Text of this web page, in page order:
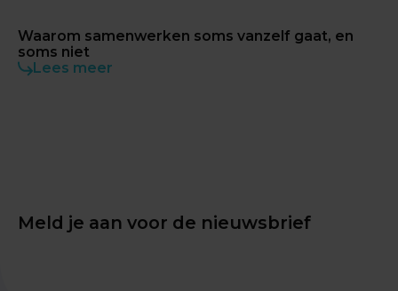
Waarom samenwerken soms vanzelf gaat, en
soms niet
Lees meer
Meld je aan voor de nieuwsbrief